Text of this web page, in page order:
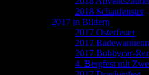
2018 Schaufenster
2017 in Bildern
2017 Osterfeuer
2017
2017 Bobbycar-
4. Bergfest mit